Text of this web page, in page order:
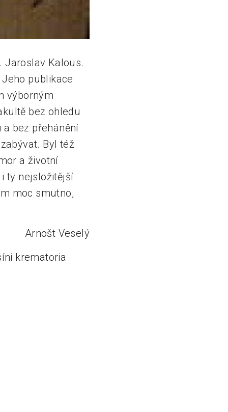
Jaroslav Kalous.
publikace
výborným
bez ohledu
bez přehánění
Byl též
a životní
ty nejsložitější
moc smutno,
Arnošt Veselý
krematoria